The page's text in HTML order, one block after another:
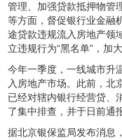
管理、加强贷款抵押物管
等方面，督促银行业金融
途贷款违规流入房地产领
立违规行为“黑名单”，加
今年一季度，一线城市升
入房地产市场。此前，北
已经对辖内银行经营贷、
了集中排查，并于日前通
据北京银保监局发布消息